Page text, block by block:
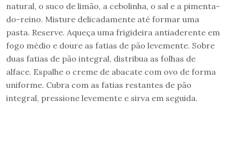
natural, o suco de limão, a cebolinha, o sal e a pimenta-
do-reino. Misture delicadamente até formar uma
pasta. Reserve. Aqueça uma frigideira antiaderente em
fogo médio e doure as fatias de pão levemente. Sobre
duas fatias de pão integral, distribua as folhas de
alface. Espalhe o creme de abacate com ovo de forma
uniforme. Cubra com as fatias restantes de pão
integral, pressione levemente e sirva em seguida.